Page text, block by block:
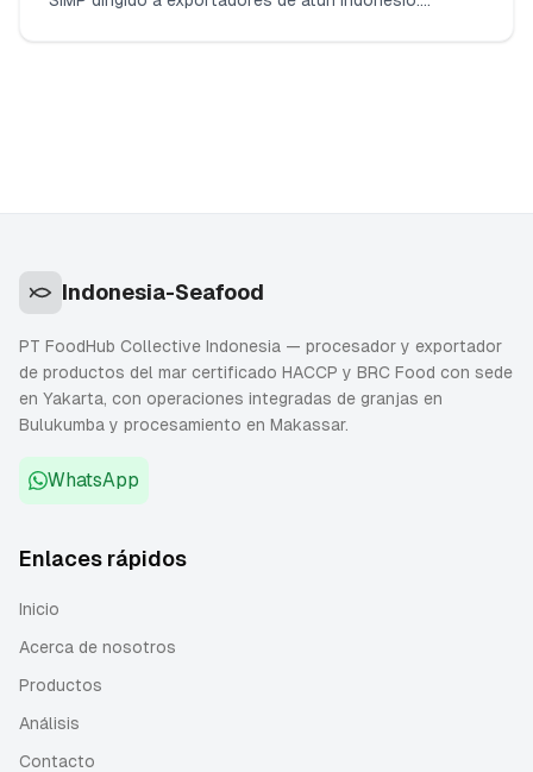
Indonesia-Seafood
PT FoodHub Collective Indonesia — procesador y exportador
de productos del mar certificado HACCP y BRC Food con sede
en Yakarta, con operaciones integradas de granjas en
Bulukumba y procesamiento en Makassar.
WhatsApp
Enlaces rápidos
Inicio
Acerca de nosotros
Productos
Análisis
Contacto